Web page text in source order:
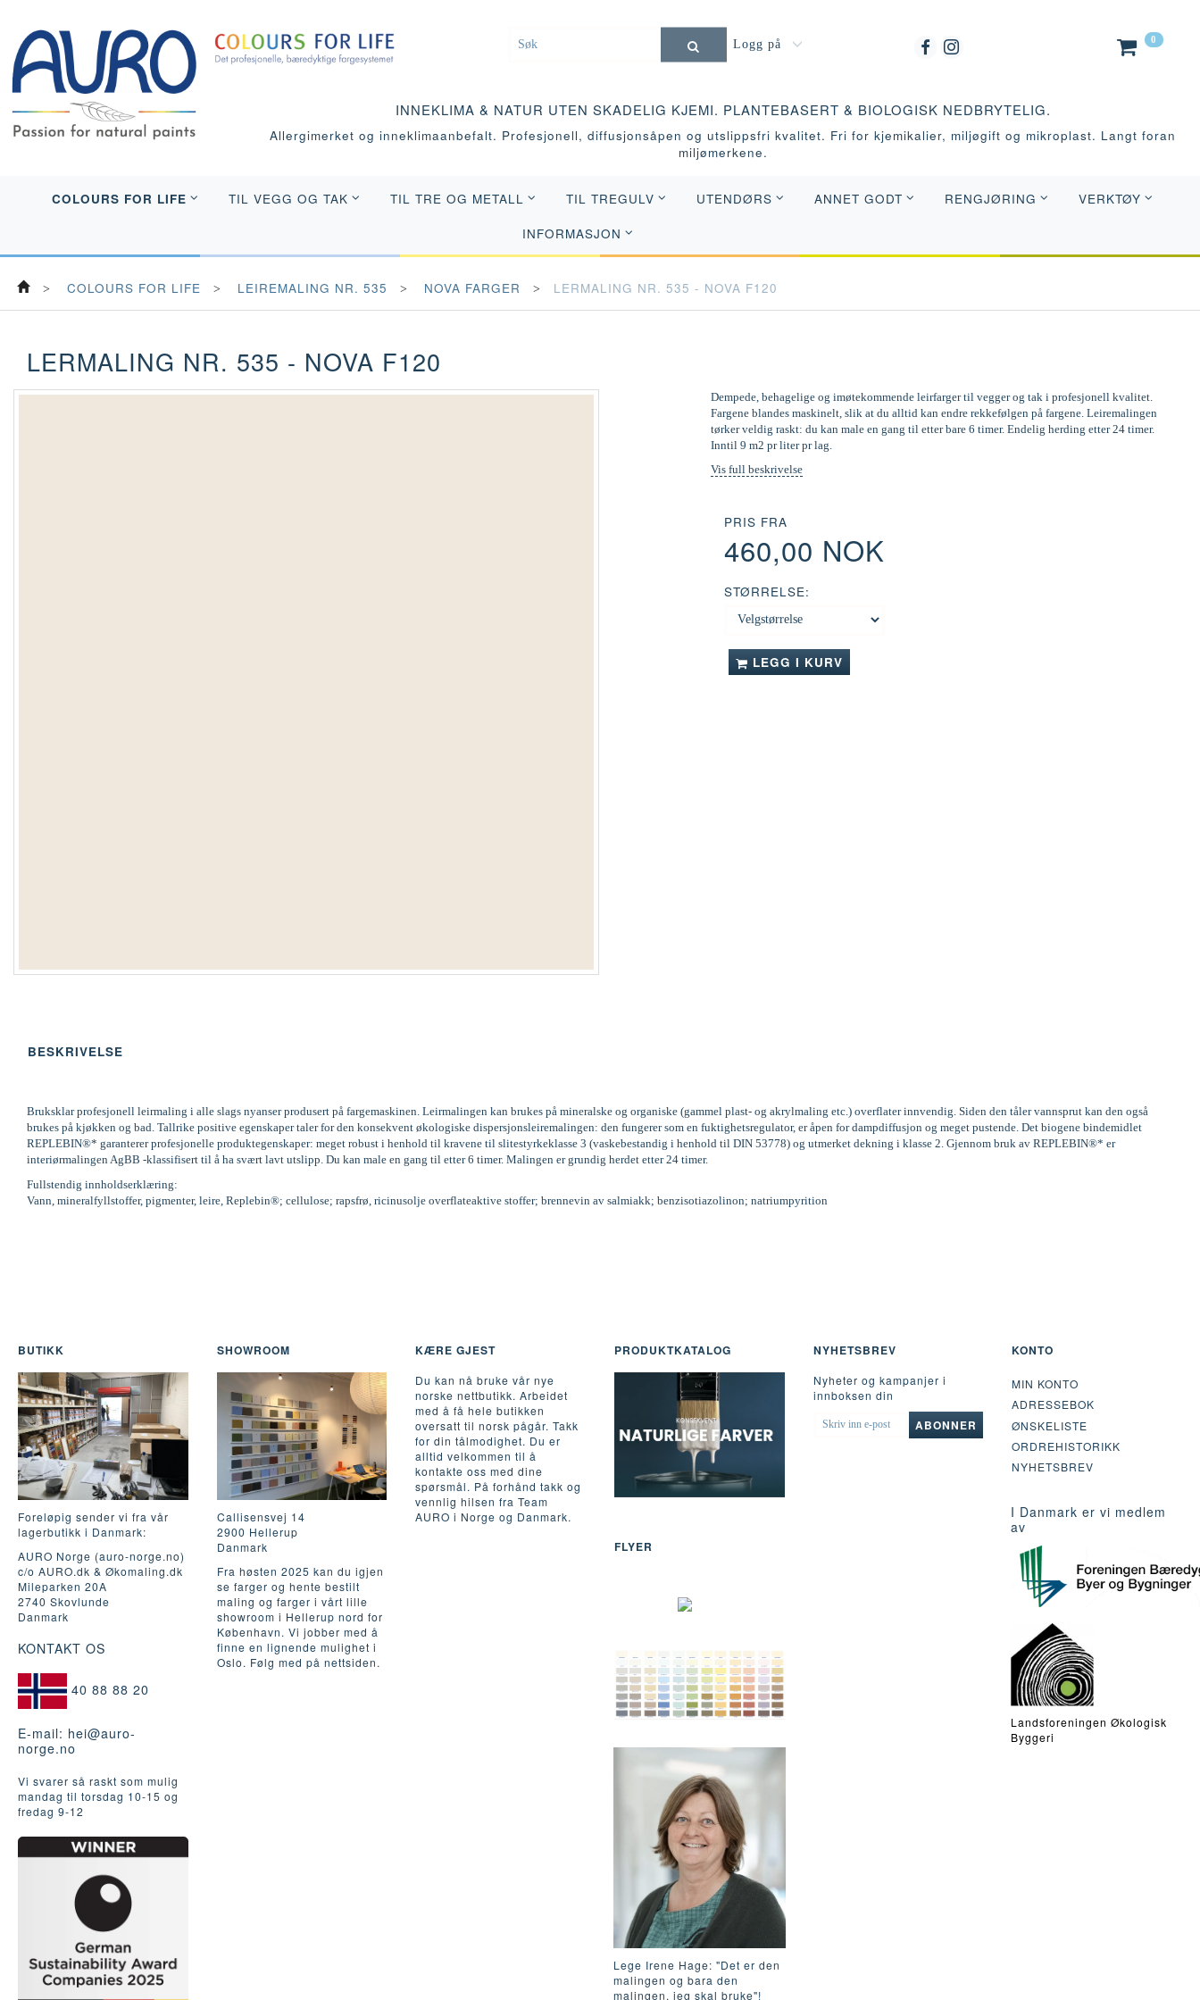
0
Logg på
INNEKLIMA & NATUR UTEN SKADELIG KJEMI. PLANTEBASERT & BIOLOGISK NEDBRYTELIG.
Allergimerket og inneklimaanbefalt. Profesjonell, diffusjonsåpen og utslippsfri kvalitet. Fri for kjemikalier, miljøgift og mikroplast. Langt foran
miljømerkene.
COLOURS FOR LIFE TIL VEGG OG TAK TIL TRE OG METALL TIL TREGULV UTENDØRS ANNET GODT RENGJØRING VERKTØY
INFORMASJON
COLOURS FOR LIFE LEIREMALING NR. 535 NOVA FARGER LERMALING NR. 535 - NOVA F120
LERMALING NR. 535 - NOVA F120
Dempede, behagelige og imøtekommende leirfarger til vegger og tak i profesjonell kvalitet.
Fargene blandes maskinelt, slik at du alltid kan endre rekkefølgen på fargene. Leiremalingen
tørker veldig raskt: du kan male en gang til etter bare 6 timer. Endelig herding etter 24 timer.
Inntil 9 m2 pr liter pr lag.
Vis full beskrivelse
PRIS FRA
460,00 NOK
STØRRELSE:
LEGG I KURV
BESKRIVELSE
Bruksklar profesjonell leirmaling i alle slags nyanser produsert på fargemaskinen. Leirmalingen kan brukes på mineralske og organiske (gammel plast- og akrylmaling etc.) overflater innvendig. Siden den tåler vannsprut kan den også
brukes på kjøkken og bad. Tallrike positive egenskaper taler for den konsekvent økologiske dispersjonsleiremalingen: den fungerer som en fuktighetsregulator, er åpen for dampdiffusjon og meget pustende. Det biogene bindemidlet
REPLEBIN®* garanterer profesjonelle produktegenskaper: meget robust i henhold til kravene til slitestyrkeklasse 3 (vaskebestandig i henhold til DIN 53778) og utmerket dekning i klasse 2. Gjennom bruk av REPLEBIN®* er
interiørmalingen AgBB -klassifisert til å ha svært lavt utslipp. Du kan male en gang til etter 6 timer. Malingen er grundig herdet etter 24 timer.
Fullstendig innholdserklæring:
Vann, mineralfyllstoffer, pigmenter, leire, Replebin®; cellulose; rapsfrø, ricinusolje overflateaktive stoffer; brennevin av salmiakk; benzisotiazolinon; natriumpyrition
BUTIKK
Foreløpig sender vi fra vår
lagerbutikk i Danmark:
AURO Norge (auro-norge.no)
c/o AURO.dk & Økomaling.dk
Mileparken 20A
2740 Skovlunde
Danmark
KONTAKT OS
40 88 88 20
E-mail: hei@auro-
norge.no
Vi svarer så raskt som mulig
mandag til torsdag 10-15 og
fredag ​​9-12
SHOWROOM
Callisensvej 14
2900 Hellerup
Danmark
Fra høsten 2025 kan du igjen
se farger og hente bestilt
maling og farger i vårt lille
showroom i Hellerup nord for
København. Vi jobber med å
finne en lignende mulighet i
Oslo. Følg med på nettsiden.
KÆRE GJEST
Du kan nå bruke vår nye
norske nettbutikk. Arbeidet
med å få hele butikken
oversatt til norsk pågår. Takk
for din tålmodighet. Du er
alltid velkommen til å
kontakte oss med dine
spørsmål. På forhånd takk og
vennlig hilsen fra Team
AURO i Norge og Danmark.
PRODUKTKATALOG
FLYER
Lege Irene Hage: "Det er den
malingen og bara den
malingen, jeg skal bruke"!
NYHETSBREV
Nyheter og kampanjer i
innboksen din
SKRIV
ABONNER
KONTO
MIN KONTO
ADRESSEBOK
ØNSKELISTE
ORDREHISTORIKK
NYHETSBREV
I Danmark er vi medlem
av
Landsforeningen Økologisk
Byggeri